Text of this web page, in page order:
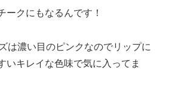
ークにもなるんです！
は濃い目のピンクなのでリップに
いキレイな色味で気に入ってま